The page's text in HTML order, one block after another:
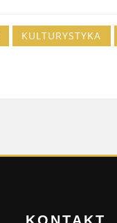
KULTURYSTYKA